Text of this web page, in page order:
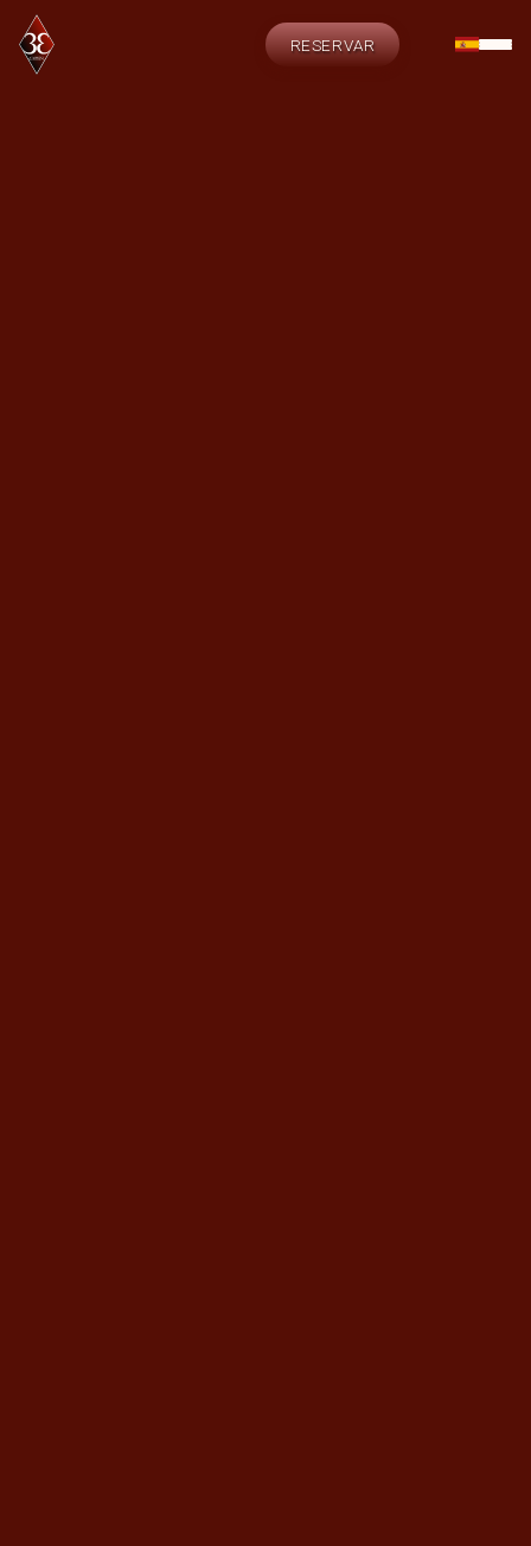
RESERVAR